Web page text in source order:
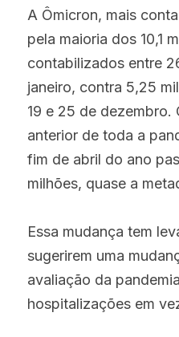
A Ômicron, mais
pela maioria dos 10,1
contabilizados entre
janeiro, contra 5,25
19 e 25 de dezembro.
anterior de toda a
fim de abril do ano
milhões, quase a
Essa mudança tem
sugerirem uma
avaliação da
hospitalizações em